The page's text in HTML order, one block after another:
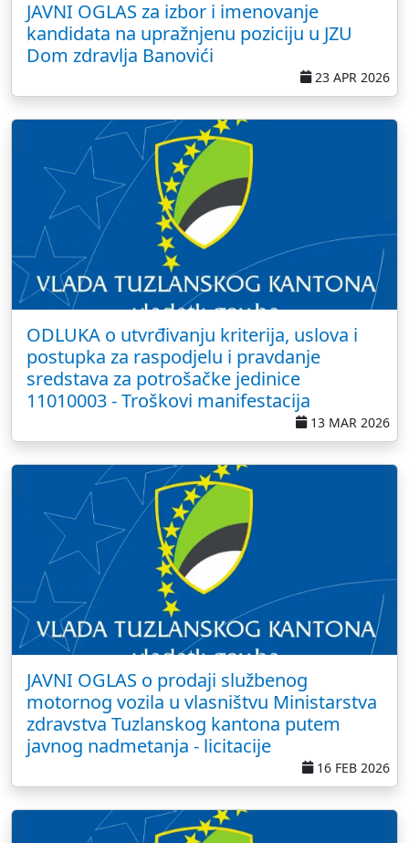
JAVNI OGLAS za izbor i imenovanje
kandidata na upražnjenu poziciju u JZU
Dom zdravlja Banovići
23 APR 2026
ODLUKA o utvrđivanju kriterija, uslova i
postupka za raspodjelu i pravdanje
sredstava za potrošačke jedinice
11010003 - Troškovi manifestacija
13 MAR 2026
JAVNI OGLAS o prodaji službenog
motornog vozila u vlasništvu Ministarstva
zdravstva Tuzlanskog kantona putem
javnog nadmetanja - licitacije
16 FEB 2026